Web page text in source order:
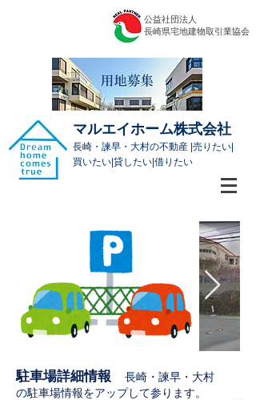
公益社団法人
​長崎県宅地建物取引業協会
マルエイホーム株式会社
長崎・諫早・大村の不動産 |売りたい|
買いたい|貸したい|借りたい
駐車場詳細情報 長崎・諫早・大村
の駐車場情報をアップして参ります。